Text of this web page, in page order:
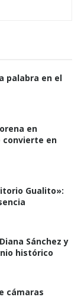
palabra en el
en
convierte en
Gualito»:
Sánchez y
histórico
cámaras